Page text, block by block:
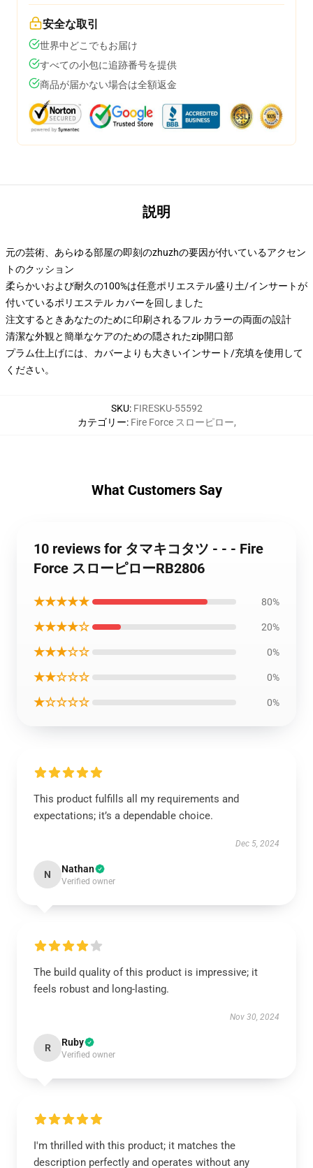
安全な取引
世界中どこでもお届け
すべての小包に追跡番号を提供
商品が届かない場合は全額返金
説明
元の芸術、あらゆる部屋の即刻のzhuzhの要因が付いているアクセン
トのクッション
柔らかいおよび耐久の100%は任意ポリエステル盛り土/インサートが
付いているポリエステル カバーを回しました
注文するときあなたのために印刷されるフル カラーの両面の設計
清潔な外観と簡単なケアのための隠されたzip開口部
プラム仕上げには、カバーよりも大きいインサート/充填を使用して
ください。
SKU: FIRESKU-55592
カテゴリー: Fire Force スローピロー,
What Customers Say
10 reviews for タマキコタツ - - - Fire
Force スローピローRB2806
★★★★★ 80%
★★★★☆ 20%
★★★☆☆ 0%
★★☆☆☆ 0%
★☆☆☆☆ 0%
This product fulfills all my requirements and
expectations; it’s a dependable choice.
Dec 5, 2024
N Nathan
Verified owner
The build quality of this product is impressive; it
feels robust and long-lasting.
Nov 30, 2024
R Ruby
Verified owner
I'm thrilled with this product; it matches the
description perfectly and operates without any